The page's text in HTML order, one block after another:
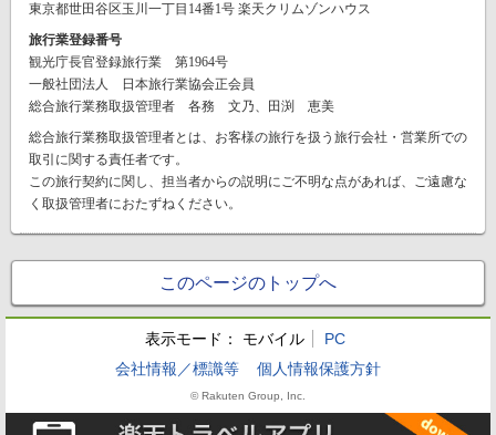
東京都世田谷区玉川一丁目14番1号 楽天クリムゾンハウス
旅行業登録番号
観光庁長官登録旅行業 第1964号
一般社団法人 日本旅行業協会正会員
総合旅行業務取扱管理者 各務 文乃、田渕 恵美
総合旅行業務取扱管理者とは、お客様の旅行を扱う旅行会社・営業所での
取引に関する責任者です。
この旅行契約に関し、担当者からの説明にご不明な点があれば、ご遠慮な
く取扱管理者におたずねください。
このページのトップへ
表示モード： モバイル
PC
会社情報／標識等
個人情報保護方針
© Rakuten Group, Inc.